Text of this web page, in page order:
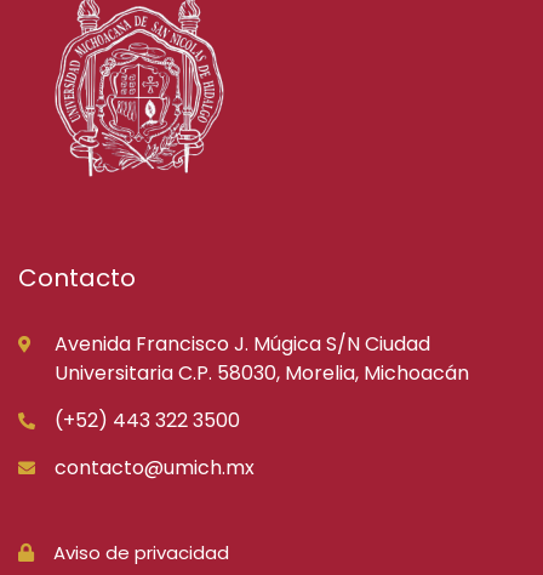
Contacto
Avenida Francisco J. Múgica S/N Ciudad
Universitaria C.P. 58030, Morelia, Michoacán
(+52) 443 322 3500
contacto@umich.mx
Aviso de privacidad